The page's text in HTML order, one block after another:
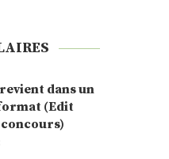
dans un
(Edit